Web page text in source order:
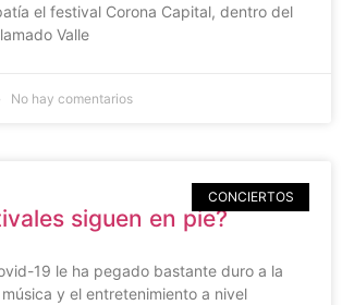
el festival Corona Capital, dentro del
Valle
No hay comentarios
CONCIERTOS
siguen en pie?
19 le ha pegado bastante duro a la
y el entretenimiento a nivel